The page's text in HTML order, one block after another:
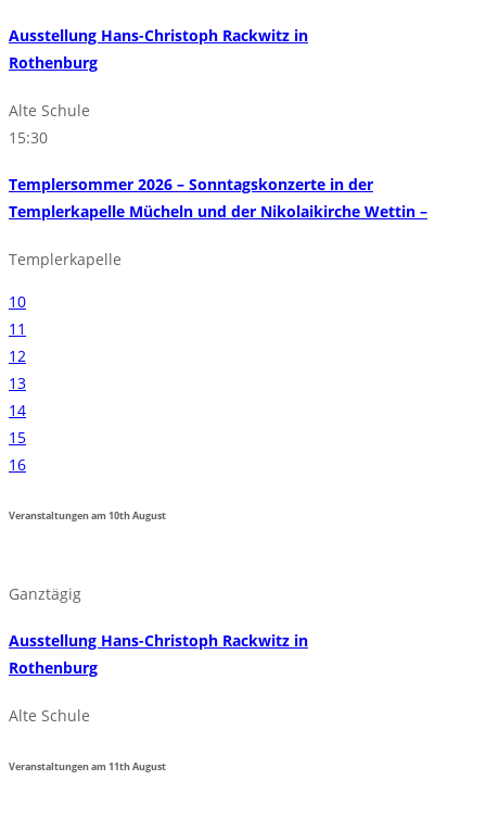
Ausstellung Hans-Christoph Rackwitz in
Rothenburg
Alte Schule
15:30
Templersommer 2026 – Sonntagskonzerte in der
Templerkapelle Mücheln und der Nikolaikirche Wettin –
Templerkapelle
10
11
12
13
14
15
16
Veranstaltungen am10thAugust
Ganztägig
Ausstellung Hans-Christoph Rackwitz in
Rothenburg
Alte Schule
Veranstaltungen am11thAugust